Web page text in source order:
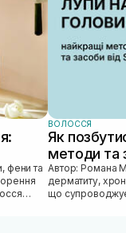
ВОЛОССЯ
Як
методи та
Автор: Романа Маїк Лупа – це один з основних проявів
дерматиту,
що